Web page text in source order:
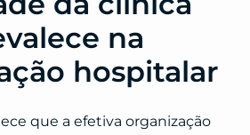
na
hospitalar
que a efetiva organização